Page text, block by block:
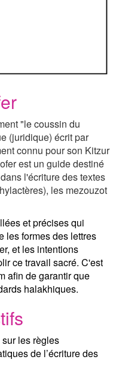
(juridique) écrit par
connu pour son Kitzur
est un guide destiné
l'écriture des textes
les mezouzot
et précises qui
les formes des lettres
et les intentions
ce travail sacré. C'est
afin de garantir que
halakhiques.
les règles
de l’écriture des